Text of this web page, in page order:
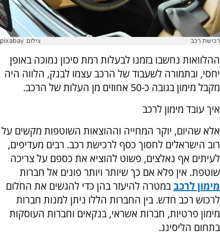
רכישת רכב צילום: pixabay
ההלוואות נחשבו בזמנו לבעלות רמת סיכון נמוכה באופן
יחסי, ובתמורה לשעבוד של הרכב עצמו לבנק, הלווה היה
מקבל מימון בגובה כ-50 אחוזים מן העלות של הרכב.
איך עובד מימון לרכב
אלא שהיום, יוקר המחייה וההוצאות השוטפות מקשים על
רוב הישראלים לחסוך כסף לרכישת רכב. רבים מעדיפים,
לעיתים אף נאלצים, פשוט להוציא את כספם על צריכה
שוטפת. אין פלא אם כך שיותר ויותר פונים אל חברות
מימון לרכב במטרה להיעזר בהן כדי להגשים את החלום
לרכוש רכב חדש. בין החברות הללו ניתן למנות חברות
מימון פרטיות, חברות אשראי, בנקאים וחברות העוסקות
בתחום הליסינג.